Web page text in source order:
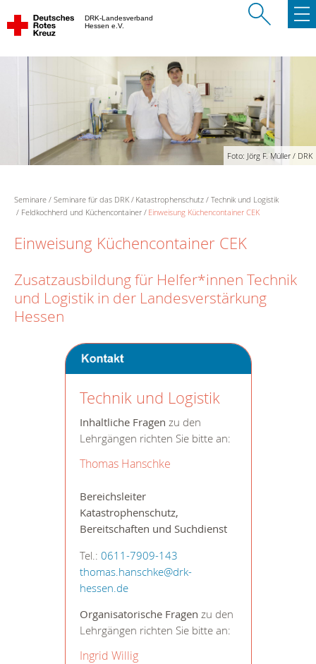
DRK-Landesverband
Hessen e.V.
Foto: Jörg F. Müller / DRK
Seminare Seminare für das DRK Katastrophenschutz
Technik und Logistik
Feldkochherd und Küchencontainer
Einweisung Küchencontainer CEK
Einweisung Küchencontainer CEK
Zusatzausbildung für Helfer*innen Technik
und Logistik in der Landesverstärkung
Hessen
Technik und Logistik
Inhaltliche Fragen zu den
Lehrgängen richten Sie bitte an:
Thomas Hanschke
Bereichsleiter
Katastrophenschutz,
Bereitschaften und Suchdienst
Tel.: 0611-7909-143
thomas.hanschke@drk-
hessen.de
Organisatorische Fragen zu den
Lehrgängen richten Sie bitte an:
Ingrid Willig